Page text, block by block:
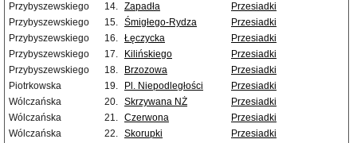
Przybyszewskiego
14. Zapadła
Przesiadki
Przybyszewskiego
15. Śmigłego-Rydza
Przesiadki
Przybyszewskiego
16. Łęczycka
Przesiadki
Przybyszewskiego
17. Kilińskiego
Przesiadki
Przybyszewskiego
18. Brzozowa
Przesiadki
Piotrkowska
19. Pl. Niepodległości
Przesiadki
Wólczańska
20. Skrzywana NŻ
Przesiadki
Wólczańska
21. Czerwona
Przesiadki
Wólczańska
22. Skorupki
Przesiadki